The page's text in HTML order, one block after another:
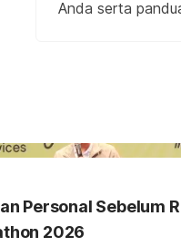
Anda serta
Personal Sebelum
2026